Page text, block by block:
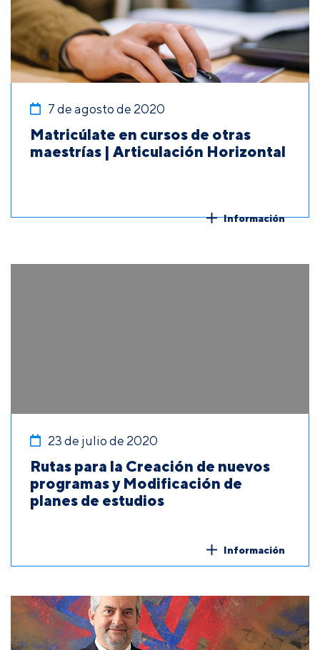
7 de agosto de 2020
Matricúlate en cursos de otras
maestrías | Articulación Horizontal
Información
23 de julio de 2020
Rutas para la Creación de nuevos
programas y Modificación de
planes de estudios
Información